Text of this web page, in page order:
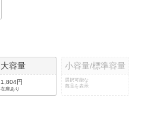
大容量
1,804円
在庫あり
小容量/標準容量
選択可能な
商品を表示